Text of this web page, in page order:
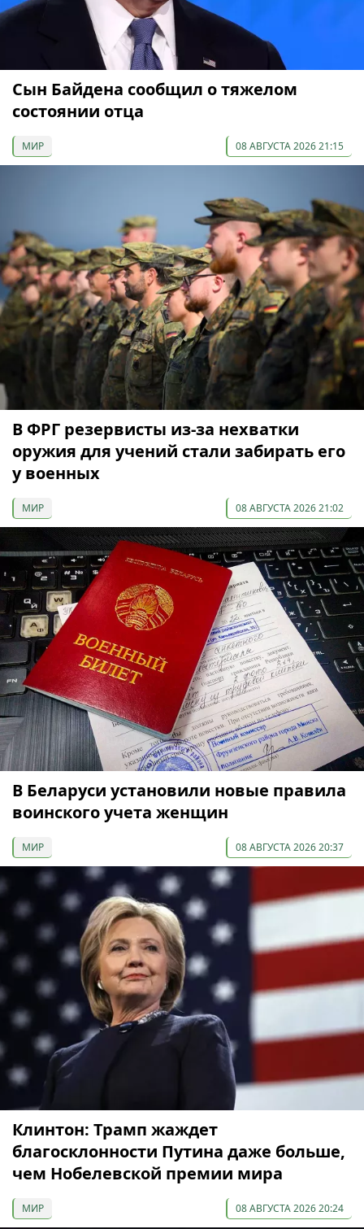
Сын Байдена сообщил о тяжелом
состоянии отца
МИР 08 АВГУСТА 2026 21:15
В ФРГ резервисты из-за нехватки
оружия для учений стали забирать его
у военных
МИР 08 АВГУСТА 2026 21:02
В Беларуси установили новые правила
воинского учета женщин
МИР 08 АВГУСТА 2026 20:37
Клинтон: Трамп жаждет
благосклонности Путина даже больше,
чем Нобелевской премии мира
МИР 08 АВГУСТА 2026 20:24